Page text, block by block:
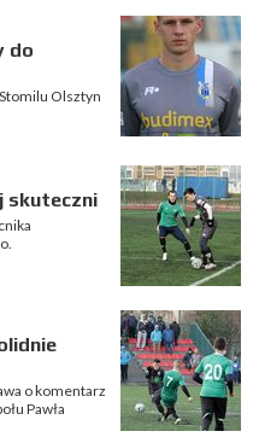
do
Olsztyn
skuteczni
o komentarz
Pawła